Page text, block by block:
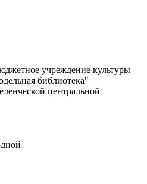
учреждение культуры
библиотека"
центральной